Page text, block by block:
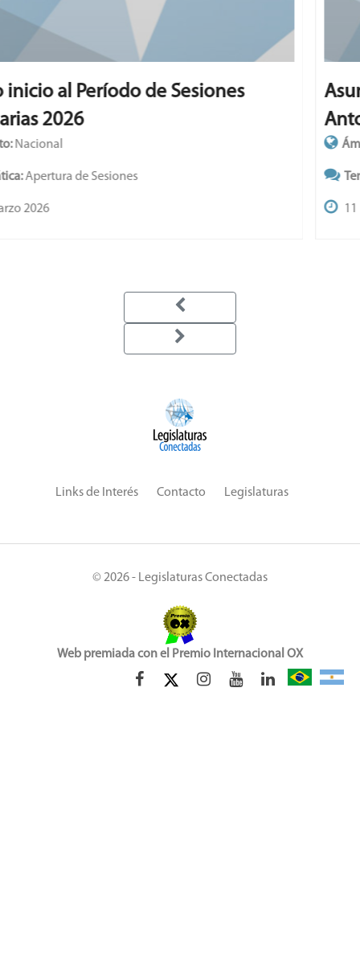
Asumieron los nuevos concejales de San
Antonio
Ámbito:
Temática:Asunción
11 Diciembre 2025
Links de Interés Contacto Legislaturas
© 2026 - Legislaturas Conectadas
Web premiada con el Premio Internacional OX